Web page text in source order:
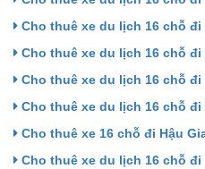
Cho thuê xe du lịch 16 chỗ đi
Cho thuê xe du lịch 16 chỗ đi
Cho thuê xe du lịch 16 chỗ
Cho thuê xe du lịch 16 chỗ đi
Cho thuê xe 16 chỗ đi Hậu
Cho thuê xe du lịch 16 chỗ đi